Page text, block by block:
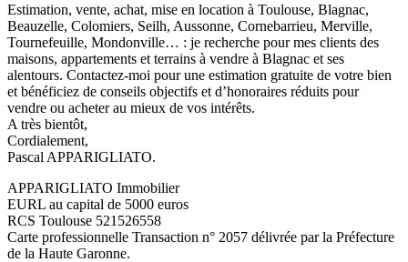
Estimation, vente, achat, mise en location à Toulouse, Blagnac,
Beauzelle, Colomiers, Seilh, Aussonne, Cornebarrieu, Merville,
Tournefeuille, Mondonville… : je recherche pour mes clients des
maisons, appartements et terrains à vendre à Blagnac et ses
alentours. Contactez-moi pour une estimation gratuite de votre bien
et bénéficiez de conseils objectifs et d’honoraires réduits pour
vendre ou acheter au mieux de vos intérêts.
A très bientôt,
Cordialement,
Pascal APPARIGLIATO.
APPARIGLIATO Immobilier
EURL au capital de 5000 euros
RCS Toulouse 521526558
Carte professionnelle Transaction n° 2057 délivrée par la Préfecture
de la Haute Garonne.